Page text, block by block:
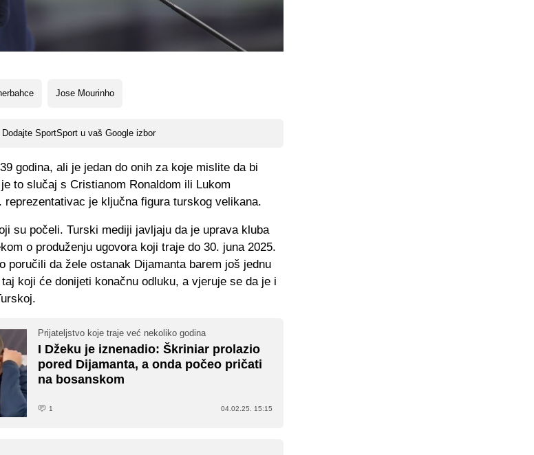
Jose Mourinho
Dodajte SportSport u vaš Google izbor
godina, ali je jedan do onih za koje mislite da bi
to slučaj s Cristianom Ronaldom ili Lukom
reprezentativac je ključna figura turskog velikana.
su počeli. Turski mediji javljaju da je uprava kluba
o produženju ugovora koji traje do 30. juna 2025.
poručili da žele ostanak Dijamanta barem još jednu
koji će donijeti konačnu odluku, a vjeruje se da je i
Prijateljstvo koje traje već nekoliko godina
I Džeku je iznenadio: Škriniar prolazio
pored Dijamanta, a onda počeo pričati
na bosanskom
1 04.02.25. 15:15